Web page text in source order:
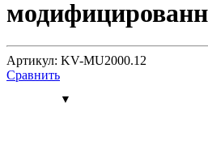
Артикул: KV-MU2000.12
Сравнить